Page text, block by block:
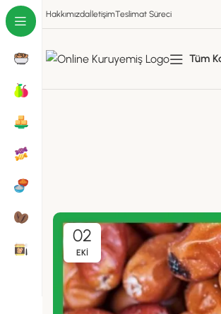
HakkımızdaİletişimTeslimat Süreci
Tüm
02
EKI